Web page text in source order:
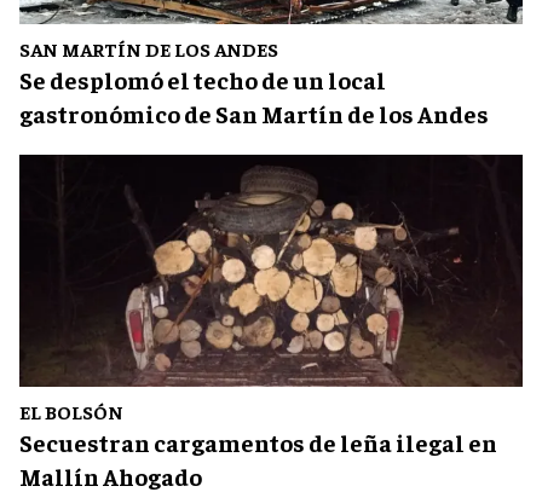
SAN MARTÍN DE LOS ANDES
Se desplomó el techo de un local
gastronómico de San Martín de los Andes
EL BOLSÓN
Secuestran cargamentos de leña ilegal en
Mallín Ahogado